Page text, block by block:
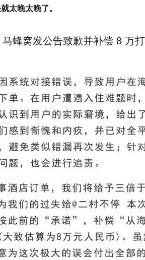
太晚太晚了。
蜂窝发公告致歉并补偿 8 万